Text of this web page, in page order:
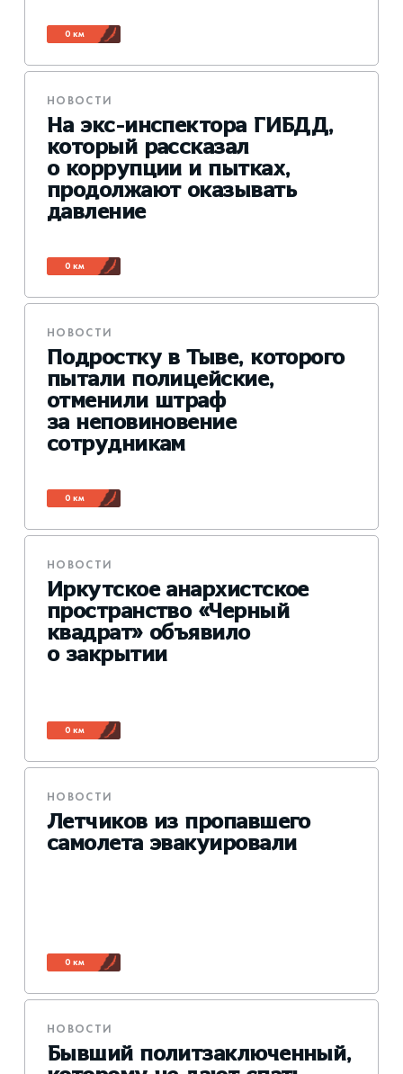
0 км
НОВОСТИ
На экс-инспектора ГИБДД,
который рассказал
о коррупции и пытках,
продолжают оказывать
давление
0 км
НОВОСТИ
Подростку в Тыве, которого
пытали полицейские,
отменили штраф
за неповиновение
сотрудникам
0 км
НОВОСТИ
Иркутское анархистское
пространство «Черный
квадрат» объявило
о закрытии
0 км
НОВОСТИ
Летчиков из пропавшего
самолета эвакуировали
0 км
НОВОСТИ
Бывший политзаключенный,